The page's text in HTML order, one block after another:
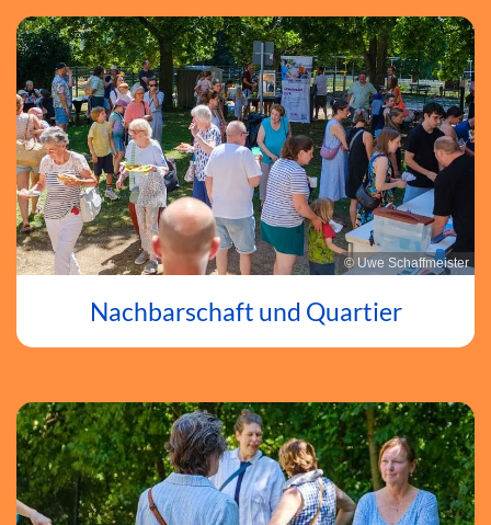
© Uwe Schaffmeister
Nachbarschaft und Quartier